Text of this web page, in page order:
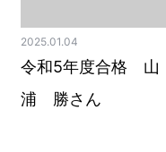
2025.01.04
令和5年度合格 山
浦 勝さん